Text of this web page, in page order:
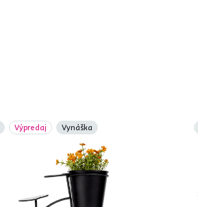
Výpredaj Vynáška